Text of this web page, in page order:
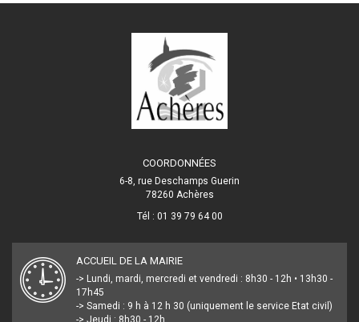
COORDONNÉES
6-8, rue Deschamps Guerin
78260 Achères
Tél : 01 39 79 64 00
ACCUEIL DE LA MAIRIE
-> Lundi, mardi, mercredi et vendredi : 8h30 - 12h • 13h30 -
17h45
-> Samedi : 9 h à 12 h 30 (uniquement le service Etat civil)